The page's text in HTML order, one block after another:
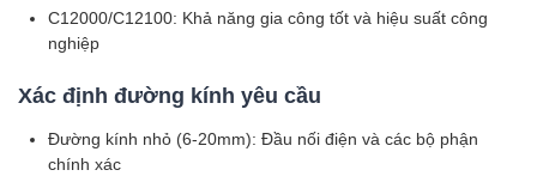
C12000/C12100: Khả năng gia công tốt và hiệu suất công
nghiệp
Xác định đường kính yêu cầu
Đường kính nhỏ (6-20mm): Đầu nối điện và các bộ phận
chính xác